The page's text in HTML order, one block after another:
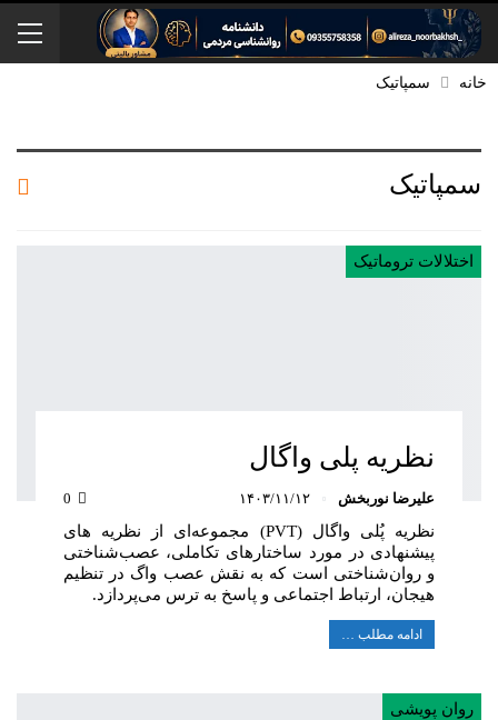
خانه سمپاتیک
سمپاتیک
اختلالات تروماتیک
نظریه پلی واگال
علیرضا نوربخش ۱۴۰۳/۱۱/۱۲
نظریه پُلی واگال (PVT) مجموعه‌ای از نظریه های
پیشنهادی در مورد ساختارهای تکاملی، عصب‌شناختی
و روان‌شناختی است که به نقش عصب واگ در تنظیم
هیجان، ارتباط اجتماعی و پاسخ به ترس می‌پردازد.
ادامه مطلب …
روان پویشی